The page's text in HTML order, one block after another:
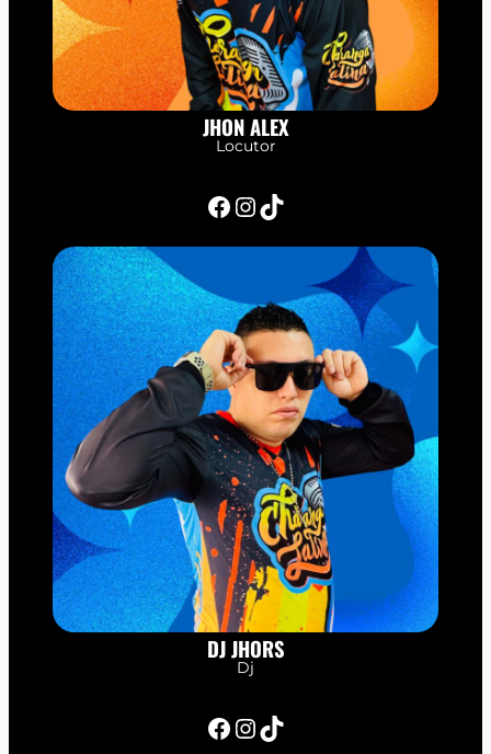
JHON ALEX
Locutor
Facebook InstagramTikTok
DJ JHORS
Dj
Facebook InstagramTikTok